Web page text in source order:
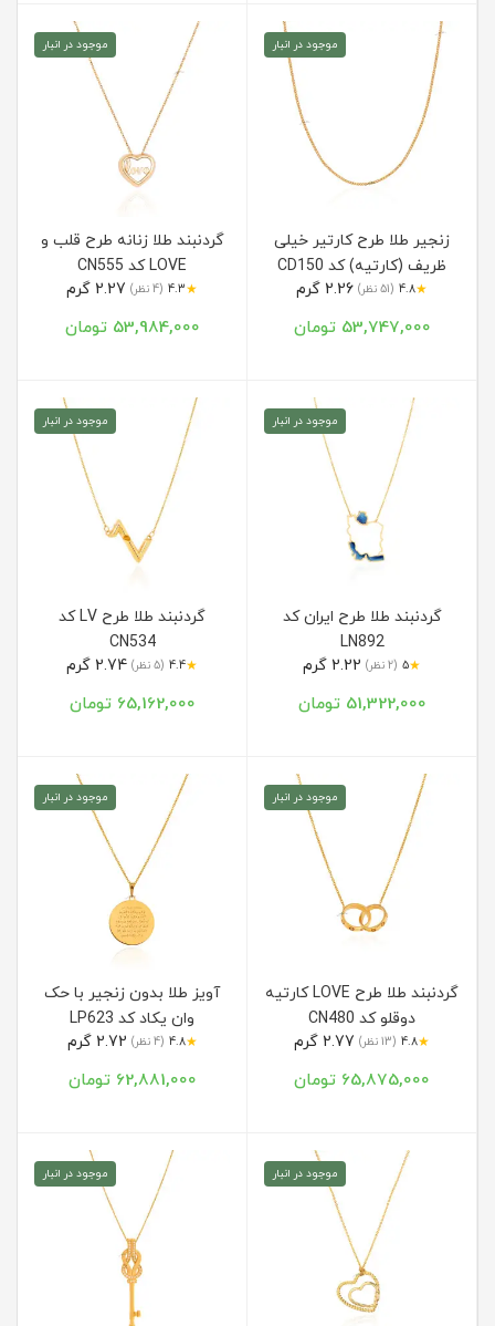
موجود در انبار
زنجیر طلا طرح کارتیر خیلی
ظریف (کارتیه) کد CD150
★
4.8 (51 نظر)
53,747,000 تومان
موجود در انبار
گردنبند طلا زنانه طرح قلب و
LOVE کد CN555
★
4.3 (4 نظر)
53,984,000 تومان
موجود در انبار
گردنبند طلا طرح ایران کد
LN892
★
5 (2 نظر)
51,322,000 تومان
موجود در انبار
گردنبند طلا طرح LV کد
CN534
★
4.4 (5 نظر)
65,162,000 تومان
موجود در انبار
گردنبند طلا طرح LOVE کارتیه
دوقلو کد CN480
★
4.8 (13 نظر)
65,875,000 تومان
موجود در انبار
آویز طلا بدون زنجیر با حک
وان یکاد کد LP623
★
4.8 (4 نظر)
62,881,000 تومان
موجود در انبار موجود در انبار